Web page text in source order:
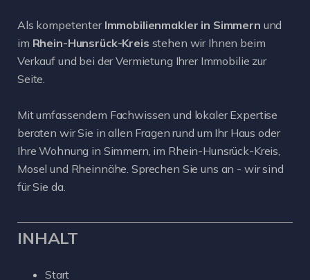
Als kompetenter Immobilienmakler in Simmern und
im Rhein-Hunsrück-Kreis stehen wir Ihnen beim
Verkauf und bei der Vermietung Ihrer Immobilie zur
Seite.
Mit umfassendem Fachwissen und lokaler Expertise
beraten wir Sie in allen Fragen rund um Ihr Haus oder
Ihre Wohnung in Simmern, im Rhein-Hunsrück-Kreis,
Mosel und Rheinnähe. Sprechen Sie uns an - wir sind
für Sie da.
INHALT
Start